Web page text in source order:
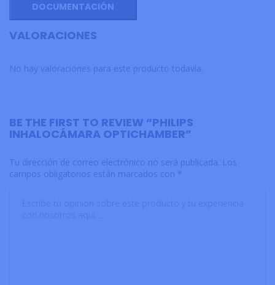
DOCUMENTACIÓN
VALORACIONES
No hay valoraciones para este producto todavía.
BE THE FIRST TO REVIEW “PHILIPS
INHALOCÁMARA OPTICHAMBER”
Tu dirección de correo electrónico no será publicada. Los
campos obligatorios están marcados con *